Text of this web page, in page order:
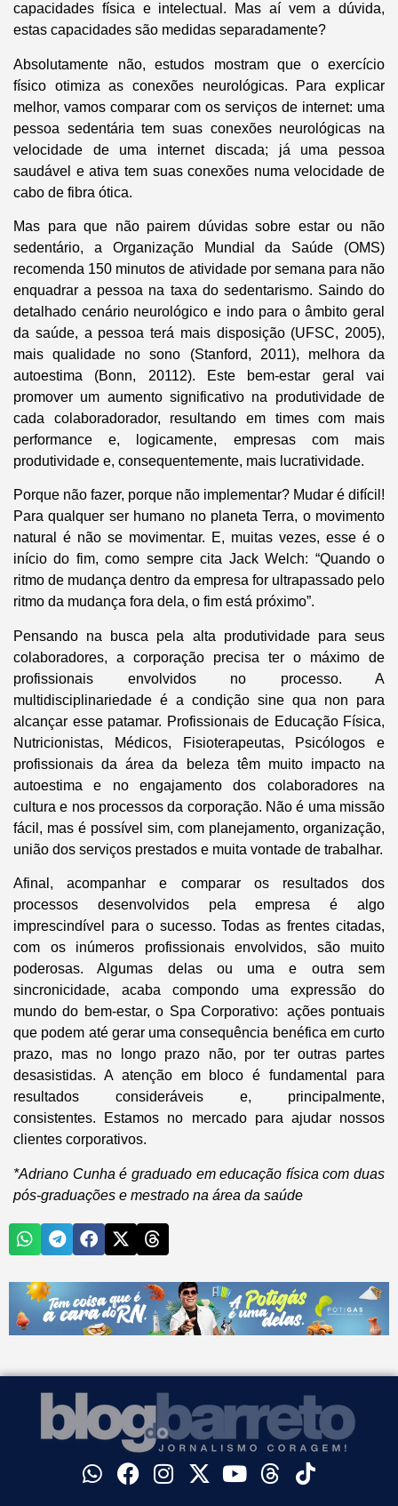
capacidades física e intelectual. Mas aí vem a dúvida,
estas capacidades são medidas separadamente?
Absolutamente não, estudos mostram que o exercício
físico otimiza as conexões neurológicas. Para explicar
melhor, vamos comparar com os serviços de internet: uma
pessoa sedentária tem suas conexões neurológicas na
velocidade de uma internet discada; já uma pessoa
saudável e ativa tem suas conexões numa velocidade de
cabo de fibra ótica.
Mas para que não pairem dúvidas sobre estar ou não
sedentário, a Organização Mundial da Saúde (OMS)
recomenda 150 minutos de atividade por semana para não
enquadrar a pessoa na taxa do sedentarismo. Saindo do
detalhado cenário neurológico e indo para o âmbito geral
da saúde, a pessoa terá mais disposição (UFSC, 2005),
mais qualidade no sono (Stanford, 2011), melhora da
autoestima (Bonn, 20112). Este bem-estar geral vai
promover um aumento significativo na produtividade de
cada colaboradorador, resultando em times com mais
performance e, logicamente, empresas com mais
produtividade e, consequentemente, mais lucratividade.
Porque não fazer, porque não implementar? Mudar é difícil!
Para qualquer ser humano no planeta Terra, o movimento
natural é não se movimentar. E, muitas vezes, esse é o
início do fim, como sempre cita Jack Welch: “Quando o
ritmo de mudança dentro da empresa for ultrapassado pelo
ritmo da mudança fora dela, o fim está próximo”.
Pensando na busca pela alta produtividade para seus
colaboradores, a corporação precisa ter o máximo de
profissionais envolvidos no processo. A
multidisciplinariedade é a condição sine qua non para
alcançar esse patamar. Profissionais de Educação Física,
Nutricionistas, Médicos, Fisioterapeutas, Psicólogos e
profissionais da área da beleza têm muito impacto na
autoestima e no engajamento dos colaboradores na
cultura e nos processos da corporação. Não é uma missão
fácil, mas é possível sim, com planejamento, organização,
união dos serviços prestados e muita vontade de trabalhar.
Afinal, acompanhar e comparar os resultados dos
processos desenvolvidos pela empresa é algo
imprescindível para o sucesso. Todas as frentes citadas,
com os inúmeros profissionais envolvidos, são muito
poderosas. Algumas delas ou uma e outra sem
sincronicidade, acaba compondo uma expressão do
mundo do bem-estar, o Spa Corporativo: ações pontuais
que podem até gerar uma consequência benéfica em curto
prazo, mas no longo prazo não, por ter outras partes
desasistidas. A atenção em bloco é fundamental para
resultados consideráveis e, principalmente,
consistentes. Estamos no mercado para ajudar nossos
clientes corporativos.
*Adriano Cunha é graduado em educação física com duas
pós-graduações e mestrado na área da saúde